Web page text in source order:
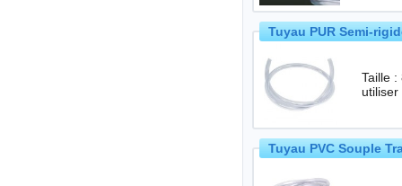
Tuyau PUR Semi-
Taille
Tuyau PVC Souple